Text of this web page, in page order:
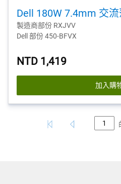
Dell 180W 7.4mm 交
製造商部份 RXJVV
Dell 部份 450-BFVX
NTD 1,419
加入購